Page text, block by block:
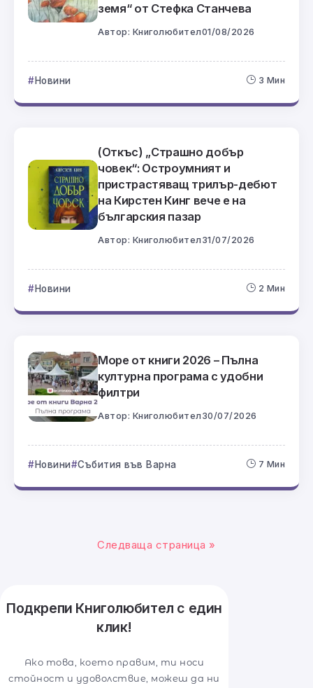
земя“ от Стефка Станчева
Автор: Книголюбител01/08/2026
Новини 3 Мин
(Откъс) „Страшно добър
човек“: Остроумният и
пристрастяващ трилър-дебют
на Кирстен Кинг вече е на
българския пазар
Автор: Книголюбител 31/07/2026
Новини 2 Мин
Море от книги 2026 – Пълна
културна програма с удобни
филтри
Автор: Книголюбител 30/07/2026
Новини Събития във Варна 7 Мин
Следваща страница »
Подкрепи Книголюбител с един
клик!
Ако това, което правим, ти носи
стойност и удоволствие, можеш да ни